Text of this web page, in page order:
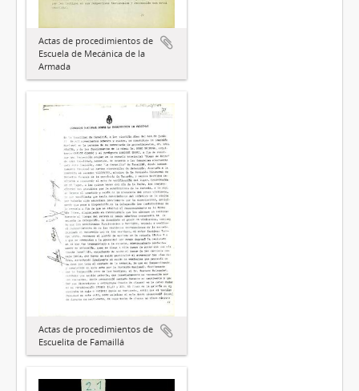
Actas de procedimientos de
Escuela de Mecánica de la
Armada
Actas de procedimientos de
Escuelita de Famaillá